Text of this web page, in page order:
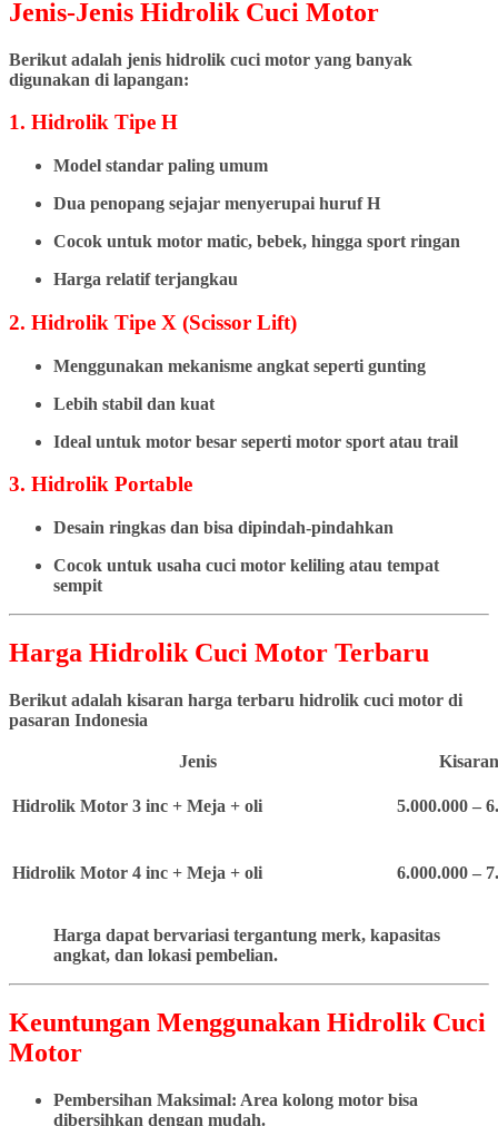
Jenis-Jenis Hidrolik Cuci Motor
Berikut adalah jenis hidrolik cuci motor yang banyak
digunakan di lapangan:
1. Hidrolik Tipe H
Model standar paling umum
Dua penopang sejajar menyerupai huruf H
Cocok untuk motor matic, bebek, hingga sport ringan
Harga relatif terjangkau
2. Hidrolik Tipe X (Scissor Lift)
Menggunakan mekanisme angkat seperti gunting
Lebih stabil dan kuat
Ideal untuk motor besar seperti motor sport atau trail
3. Hidrolik Portable
Desain ringkas dan bisa dipindah-pindahkan
Cocok untuk usaha cuci motor keliling atau tempat
sempit
Harga Hidrolik Cuci Motor Terbaru
Berikut adalah kisaran harga terbaru hidrolik cuci motor di
pasaran Indonesia
Jenis
Hidrolik Motor 3 inc + Meja + oli 5.000.000 –
Hidrolik Motor 4 inc + Meja + oli 6.000.000 –
Harga dapat bervariasi tergantung merk, kapasitas
angkat, dan lokasi pembelian.
Keuntungan Menggunakan Hidrolik Cuci
Motor
Pembersihan Maksimal: Area kolong motor bisa
dibersihkan dengan mudah.